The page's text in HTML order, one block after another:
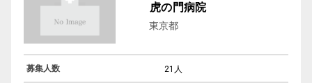
虎の門病院
東京都
募集人数 21人